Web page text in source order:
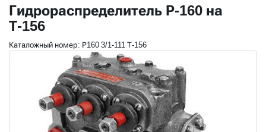
Гидрораспределитель Р-160 на
Т-156
Каталожный номер: Р160 3/1-111 Т-156